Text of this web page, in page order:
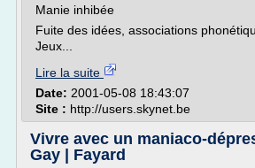
Manie inhibée
Fuite des idées, associations
Jeux...
Lire la suite
Date: 2001-05-08 18:43:07
Site : http://users.skynet.be
Vivre avec un maniaco-
Gay | Fayard